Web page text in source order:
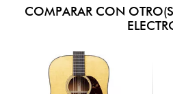
COMPARAR CON